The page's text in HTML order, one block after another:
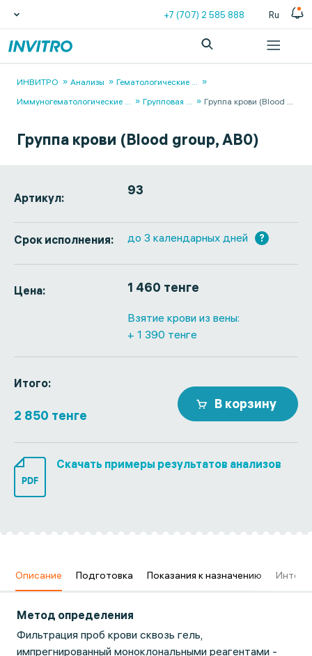
+7 (707) 2 585 888 Ru
ИНВИТРО Анализы Гематологические ...
Иммуногематологические ... Групповая ... Группа крови (Blood ...
Группа крови (Blood group, АВ0)
Артикул: 93
Срок исполнения: до 3 календарных дней ?
Цена: 1 460 тенге
Взятие крови из вены:
+ 1 390 тенге
Итого:
2 850 тенге
В корзину
PDF
Скачать примеры результатов анализов
Описание Подготовка Показания к назначению
Метод определения
Фильтрация проб крови сквозь гель,
импрегнированный моноклональными реагентами -